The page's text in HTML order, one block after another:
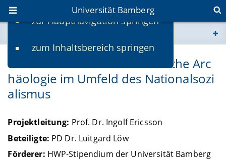
zur Hauptnavigation springen
zum Inhaltsbereich springen
Universität Bamberg
www.uni-bamberg.de
univis.uni-bamberg.de
Herman Wirth und die deutsche Arc
häologie im Umfeld des Nationalsozi
alismus
Projektleitung: Prof. Dr. Ingolf Ericsson
Beteiligte: PD Dr. Luitgard Löw
Förderer: HWP-Stipendium der Universität Bamberg